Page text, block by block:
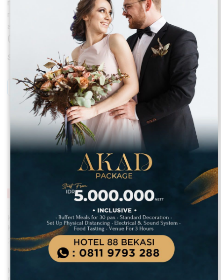
masyarakat lokal perlu terus digalakkan. Ini untuk
mengendalikan pemulihan industri pariwisata pasca pandemi
agar tetap bersih dari sampah dan minim emisi global.
(red)
Sumber: Kontan
Bersih Sampah Di Destinasi Wisata
Komentar ditutup.
Baca Lainnya
Kecamatan Bekasi Selatan Siapkan Lomba Gebyar
Kemerdekaan
21 Jul 2026 - 20:43 WIB